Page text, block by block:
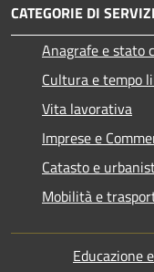
CATEGORIE DI
Anagrafe e stato
Cultura e tempo
Vita lavorativa
Imprese e
Catasto e
Mobilità e
Educazione